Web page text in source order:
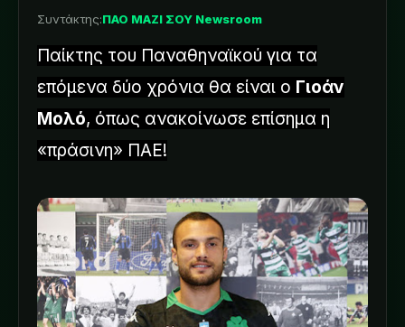
Συντάκτης:ΠΑΟ ΜΑΖΙ ΣΟΥ Newsroom
Παίκτης του Παναθηναϊκού για τα
επόμενα δύο χρόνια θα είναι ο Γιοάν
Μολό, όπως ανακοίνωσε επίσημα η
«πράσινη» ΠΑΕ!